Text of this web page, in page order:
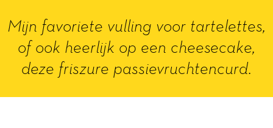
Mijn favoriete vulling voor tartelettes,
of ook heerlijk op een cheesecake,
deze friszure passievruchtencurd.